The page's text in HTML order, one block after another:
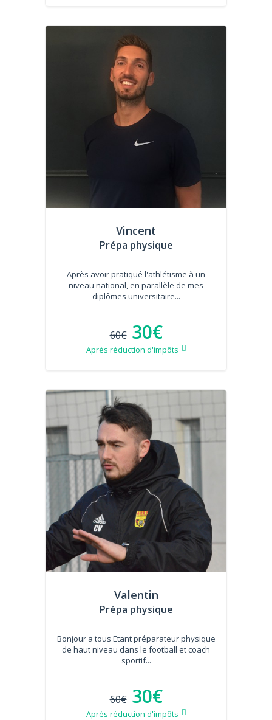
Vincent
Prépa physique
Après avoir pratiqué l'athlétisme à un
niveau national, en parallèle de mes
diplômes universitaire...
60€ 30€
Après réduction d'impôts
Valentin
Prépa physique
Bonjour a tous Etant préparateur physique
de haut niveau dans le football et coach
sportif...
60€ 30€
Après réduction d'impôts